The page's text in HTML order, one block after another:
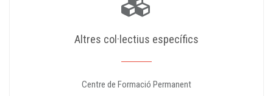
Altres col·lectius específics
Centre de Formació Permanent